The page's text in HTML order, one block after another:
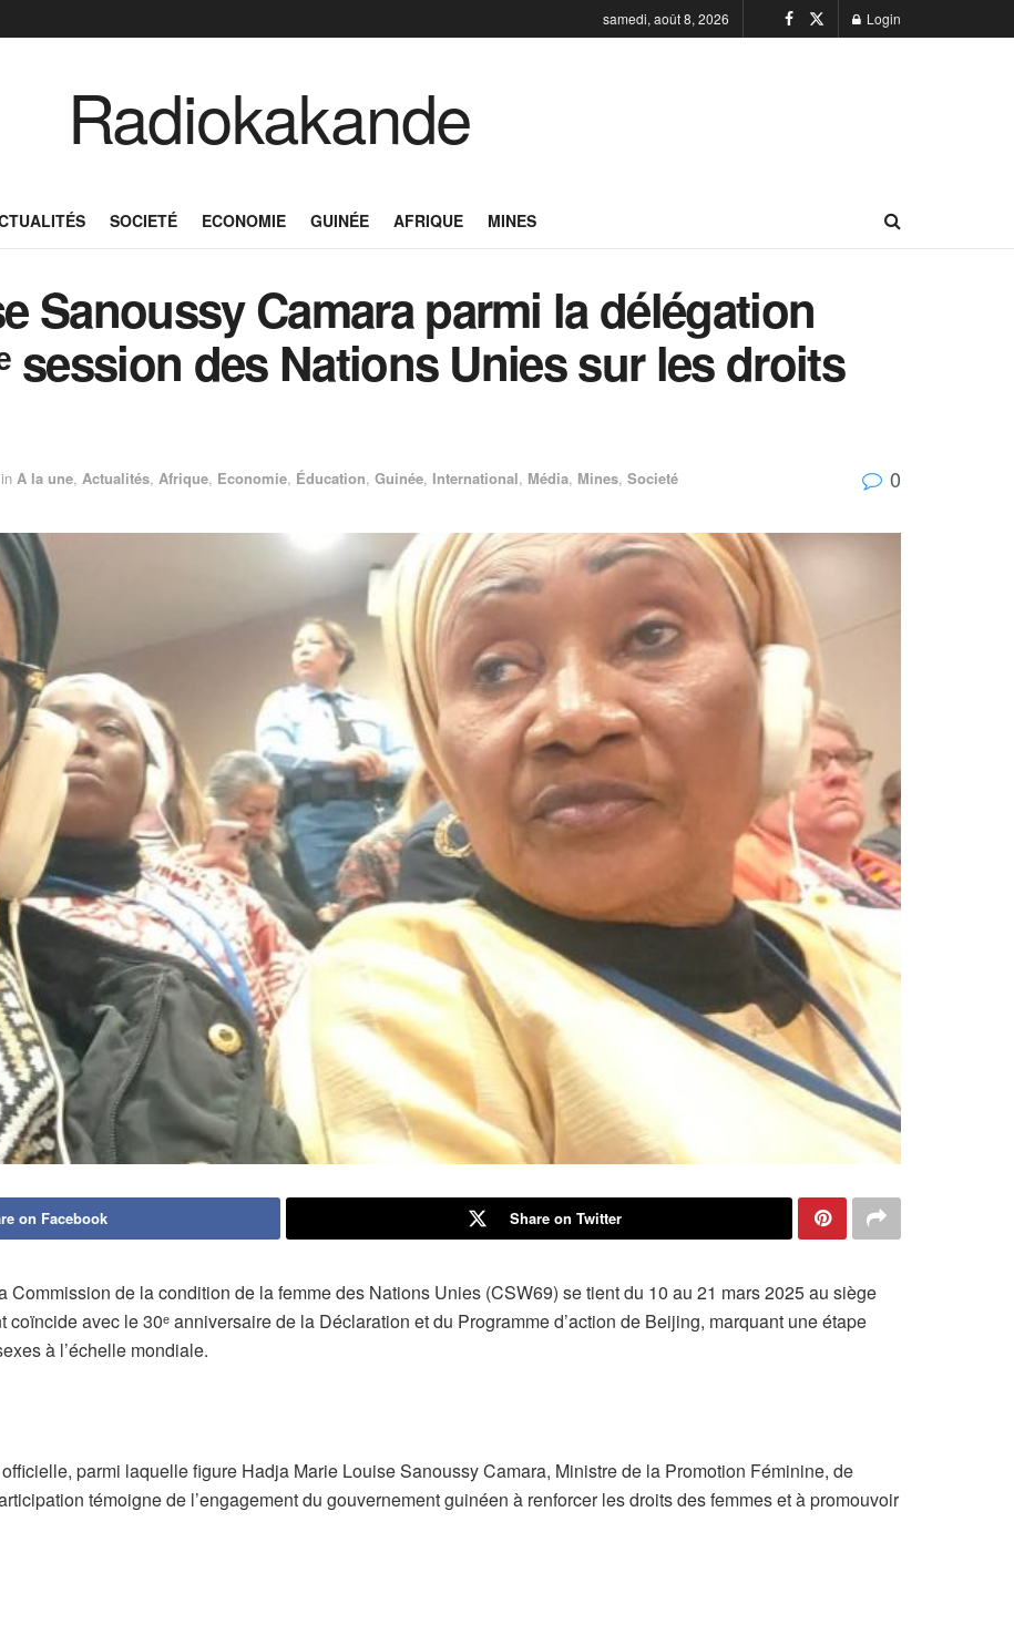
samedi, août 8, 2026 Login
Radiokakande
SOCIETÉ ECONOMIE GUINÉE AFRIQUE MINES
Sanoussy Camara parmi la délégation
session des Nations Unies sur les droits
in A la une, Actualités, Afrique, Economie, Éducation, Guinée, International, Média, Mines, Societé 0
on Facebook Share on Twitter
Commission de la condition de la femme des Nations Unies (CSW69) se tient du 10 au 21 mars 2025 au siège
avec le 30ᵉ anniversaire de la Déclaration et du Programme d’action de Beijing, marquant une étape
à l’échelle mondiale.
parmi laquelle figure Hadja Marie Louise Sanoussy Camara, Ministre de la Promotion Féminine, de
témoigne de l’engagement du gouvernement guinéen à renforcer les droits des femmes et à promouvoir